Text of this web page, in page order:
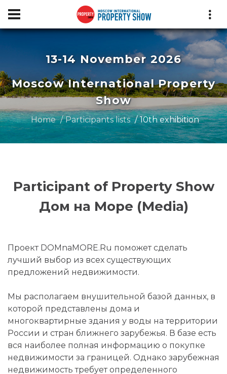
13-14 November 2026
Moscow International Property
Show
Home Participants lists 10th exhibition
Participant of Property Show
Дом на Море (Media)
Проект DOMnaMORE.Ru поможет сделать
лучший выбор из всех существующих
предложений недвижимости.
Мы располагаем внушительной базой данных, в
которой представлены дома и
многоквартирные здания у воды на территории
России и стран ближнего зарубежья. В базе есть
вся наиболее полная информацию о покупке
недвижимости за границей. Однако зарубежная
недвижимость требует определенного